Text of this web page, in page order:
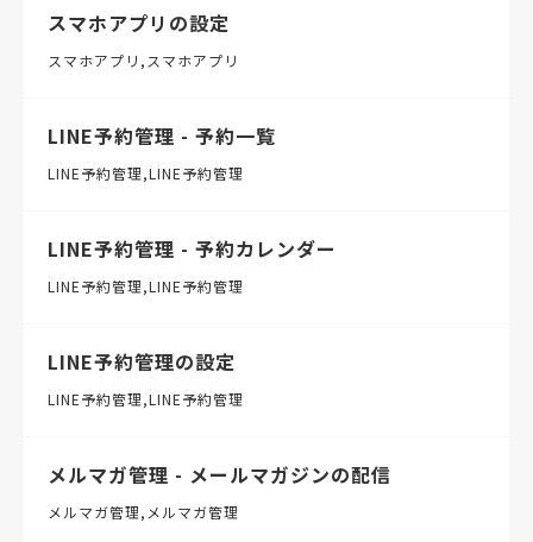
スマホアプリの設定
スマホアプリ スマホアプリ
LINE予約管理 - 予約一覧
LINE予約管理 LINE予約管理
LINE予約管理 - 予約カレンダー
LINE予約管理 LINE予約管理
LINE予約管理の設定
LINE予約管理 LINE予約管理
メルマガ管理 - メールマガジンの配信
メルマガ管理 メルマガ管理